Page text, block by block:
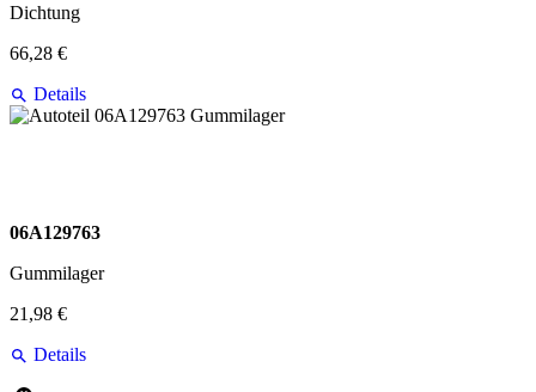
Dichtung
66,28 €
Details
06A129763
Gummilager
21,98 €
Details